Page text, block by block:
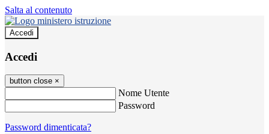
Salta al contenuto
Accedi
Accedi
button close ×
Nome Utente
Password
Password dimenticata?